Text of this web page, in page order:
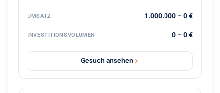
sowie an Privatpersonen mit komplexen steuer‑ und
von rund 1 500 Mitarbeitern und einem Netzwerk von
das Haus seinen Kunden eine flächendeckende,
persönliche Betreuung vor Ort gewährleisten, wodurch das
Institut besonders gut in den dortigen Wirtschaftsraum
UMSATZ 1.000.000 – 0 €
INVESTITIONSVOLUMEN 0 – 0 €
Gesuch ansehen